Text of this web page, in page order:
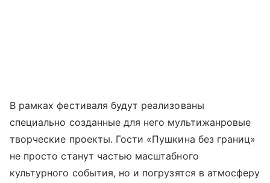
В рамках фестиваля будут реализованы
специально созданные для него мультижанровые
творческие проекты. Гости «Пушкина без границ»
не просто станут частью масштабного
культурного события, но и погрузятся в атмосферу